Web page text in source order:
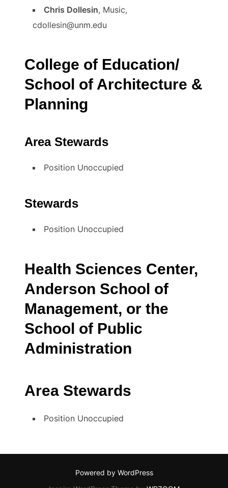
Chris Dollesin, Music,
cdollesin@unm.edu
College of Education/
School of Architecture &
Planning
Area Stewards
Position Unoccupied
Stewards
Position Unoccupied
Health Sciences Center,
Anderson School of
Management, or the
School of Public
Administration
Area Stewards
Position Unoccupied
Powered by WordPress